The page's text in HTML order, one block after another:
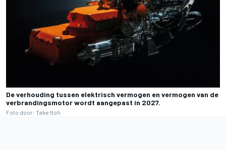
De verhouding tussen elektrisch vermogen en vermogen van de
verbrandingsmotor wordt aangepast in 2027.
Foto door: Take Itoh